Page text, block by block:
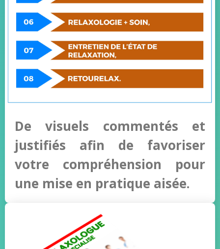
De visuels commentés et
justifiés afin de favoriser
votre compréhension pour
une mise en pratique aisée.